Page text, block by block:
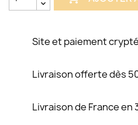
Site et paiement
Livraison offerte dès
Livraison de France en